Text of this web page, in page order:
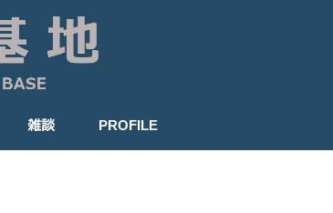
雑談 PROFILE